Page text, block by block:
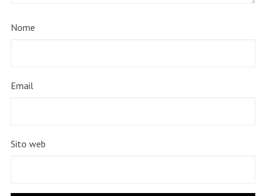
Nome
Email
Sito web